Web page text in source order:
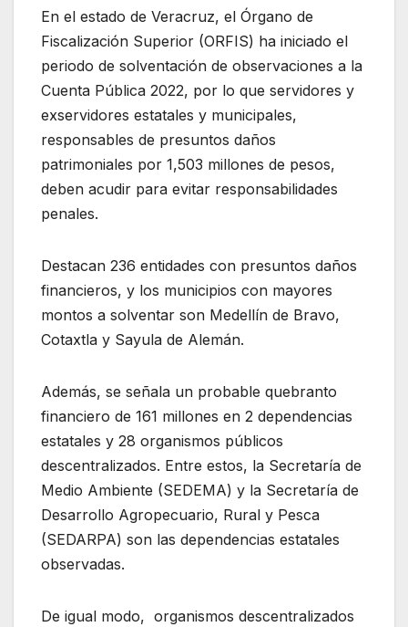
En el estado de Veracruz, el Órgano de
Fiscalización Superior (ORFIS) ha iniciado el
periodo de solventación de observaciones a la
Cuenta Pública 2022, por lo que servidores y
exservidores estatales y municipales,
responsables de presuntos daños
patrimoniales por 1,503 millones de pesos,
deben acudir para evitar responsabilidades
penales.
Destacan 236 entidades con presuntos daños
financieros, y los municipios con mayores
montos a solventar son Medellín de Bravo,
Cotaxtla y Sayula de Alemán.
Además, se señala un probable quebranto
financiero de 161 millones en 2 dependencias
estatales y 28 organismos públicos
descentralizados. Entre estos, la Secretaría de
Medio Ambiente (SEDEMA) y la Secretaría de
Desarrollo Agropecuario, Rural y Pesca
(SEDARPA) son las dependencias estatales
observadas.
De igual modo, organismos descentralizados